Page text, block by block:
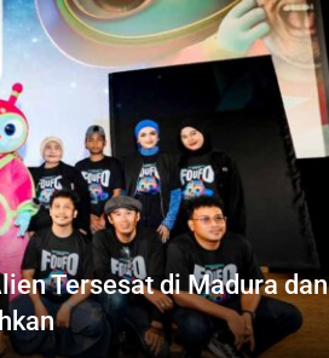
Tersesat di Madura dan